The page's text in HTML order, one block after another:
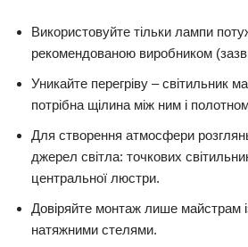
Використовуйте тільки лампи
рекомендованою виробником
Уникайте перегріву – світильник
потрібна щілина між ним і
Для створення атмосфери
джерел світла: точкових
центральної люстри.
Довіряйте монтаж лише майстрам
натяжними стелями.